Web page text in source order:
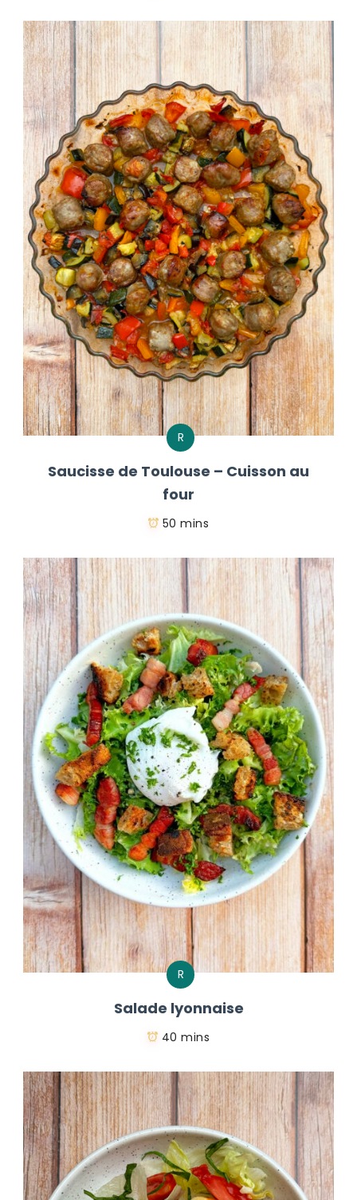
R
Saucisse de Toulouse – Cuisson au
four
50 mins
R
Salade lyonnaise
40 mins